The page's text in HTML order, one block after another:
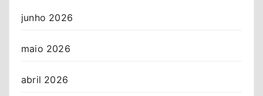
junho 2026
maio 2026
abril 2026